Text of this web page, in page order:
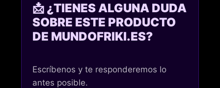
📩 ¿TIENES ALGUNA DUDA
SOBRE ESTE PRODUCTO
DE MUNDOFRIKI.ES?
Escríbenos y te responderemos lo
antes posible.